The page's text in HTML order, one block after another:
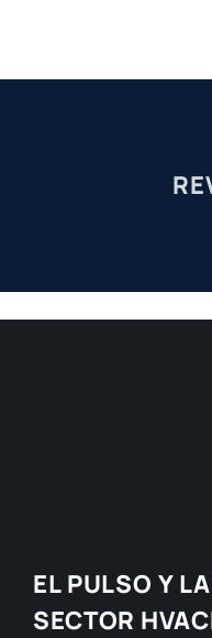
content
EL PULSO Y
SECTOR